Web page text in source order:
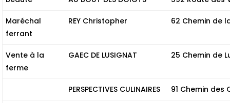
Maréchal
ferrant
REY Christopher 62 Chemin de
Vente à la
ferme
GAEC DE LUSIGNAT 25 Chemin de
PERSPECTIVES CULINAIRES 91 Chemin des